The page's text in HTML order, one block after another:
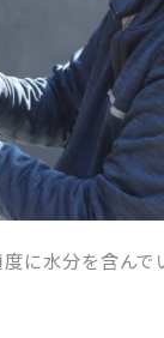
度に水分を含ん